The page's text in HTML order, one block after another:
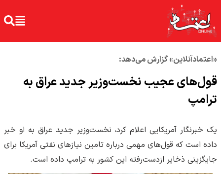
«اعتمادآنلاین» گزارش می‌دهد:
قول‌های عجیب نخست‌وزیر جدید عراق به
ترامپ
یک خبرنگار آمریکایی اعلام کرد، نخست‌وزیر جدید عراق به او خبر
داده است که قول‌های مهمی درباره تامین نیازهای نفتی آمریکا برای
جایگزینی ذخایر ازدست‌رفته این کشور به ترامپ داده است.